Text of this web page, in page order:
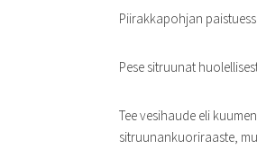
Piirakkapohjan
Pese sitruunat
Tee vesihaude eli
sitruunankuoriraaste,